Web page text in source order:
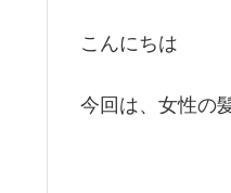
こんにちは
今回は、女性の